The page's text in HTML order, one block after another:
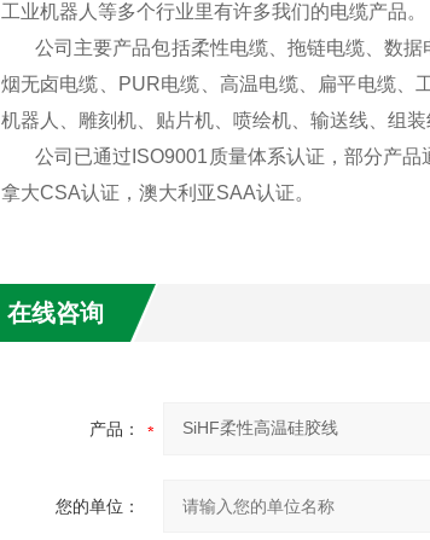
工业机器人等多个行业里有许多我们的电缆产品。
公司主要产品包括柔性电缆、拖链电缆、数据
烟无卤电缆、PUR电缆、高温电缆、扁平电缆、
机器人、雕刻机、贴片机、喷绘机、输送线、组
公司已通过ISO9001质量体系认证，部分产品
拿大CSA认证，澳大利亚SAA认证。
在线咨询
产品：
您的单位：